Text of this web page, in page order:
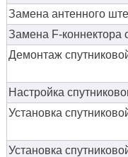
Замена антенного
Замена F-коннектора
Демонтаж
Настройка
Установка
Установка